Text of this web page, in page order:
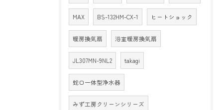
MAX BS-132HM-CX-1 ヒートショック
暖房換気扇 浴室暖房換気扇
JL307MN-9NL2 takagi
蛇口一体型浄水器
みず工房クリーンシリーズ